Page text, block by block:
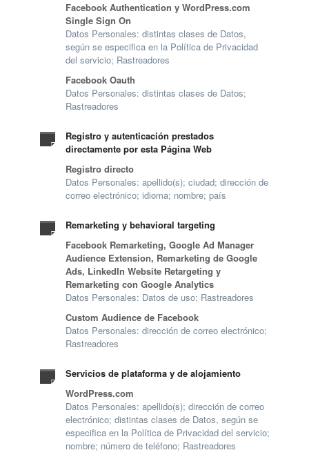
Facebook Authentication y WordPress.com
Single Sign On
Datos Personales: distintas clases de Datos,
según se especifica en la Política de Privacidad
del servicio; Rastreadores
Facebook Oauth
Datos Personales: distintas clases de Datos;
Rastreadores
Registro y autenticación prestados
directamente por esta Página Web
Registro directo
Datos Personales: apellido(s); ciudad; dirección de
correo electrónico; idioma; nombre; país
Remarketing y behavioral targeting
Facebook Remarketing, Google Ad Manager
Audience Extension, Remarketing de Google
Ads, LinkedIn Website Retargeting y
Remarketing con Google Analytics
Datos Personales: Datos de uso; Rastreadores
Custom Audience de Facebook
Datos Personales: dirección de correo electrónico;
Rastreadores
Servicios de plataforma y de alojamiento
WordPress.com
Datos Personales: apellido(s); dirección de correo
electrónico; distintas clases de Datos, según se
especifica en la Política de Privacidad del servicio;
nombre; número de teléfono; Rastreadores